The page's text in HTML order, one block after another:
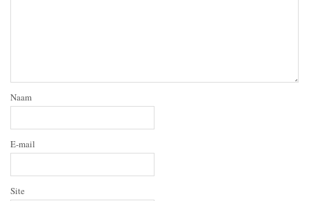
Naam
E-mail
Site